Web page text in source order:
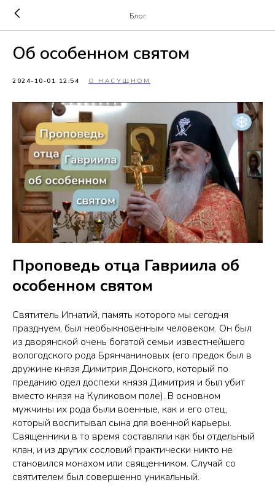
Блог
Об особенном святом
2024-10-01 12:54 О НАСУЩНОМ
Проповедь отца Гавриила об
особенном святом
Святитель Игнатий, память которого мы сегодня
празднуем, был необыкновенным человеком. Он был
из дворянской очень богатой семьи известнейшего
вологодского рода Брянчаниновых (его предок был в
дружине князя Димитрия Донского, который по
преданию одел доспехи князя Димитрия и был убит
вместо князя на Куликовом поле). В основном
мужчины их рода были военные, как и его отец,
который воспитывал сына для военной карьеры.
Священники в то время составляли как бы отдельный
клан, и из других сословий практически никто не
становился монахом или священником. Случай со
святителем был совершенно уникальный.